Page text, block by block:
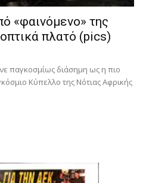
«φαινόμενο» της
πλατό (pics)
παγκοσμίως διάσημη ως η πιο
Κύπελλο της Νότιας Αφρικής